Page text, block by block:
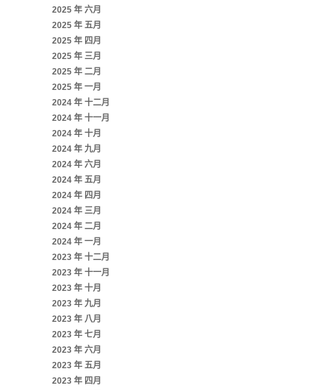
2025 年 六月
2025 年 五月
2025 年 四月
2025 年 三月
2025 年 二月
2025 年 一月
2024 年 十二月
2024 年 十一月
2024 年 十月
2024 年 九月
2024 年 六月
2024 年 五月
2024 年 四月
2024 年 三月
2024 年 二月
2024 年 一月
2023 年 十二月
2023 年 十一月
2023 年 十月
2023 年 九月
2023 年 八月
2023 年 七月
2023 年 六月
2023 年 五月
2023 年 四月